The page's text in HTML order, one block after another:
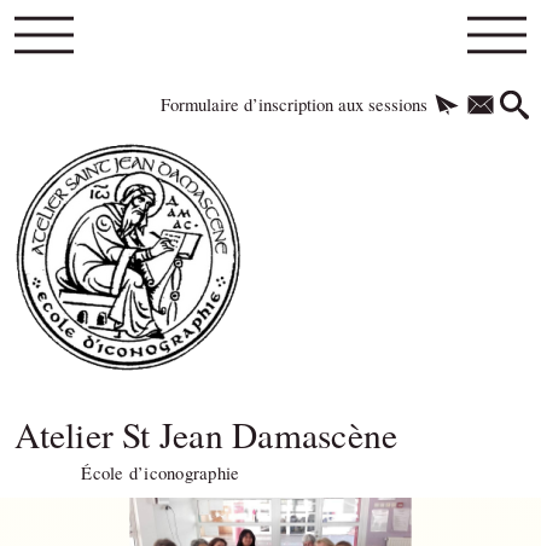
Formulaire d’inscription aux sessions
Atelier St Jean Damascène
École d’iconographie